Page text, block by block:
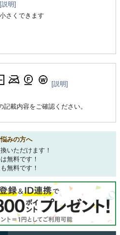
[説明]
くできます
[説明]
載内容をご確認ください。
みの方へ
いただけます！
無料です！
無料です！